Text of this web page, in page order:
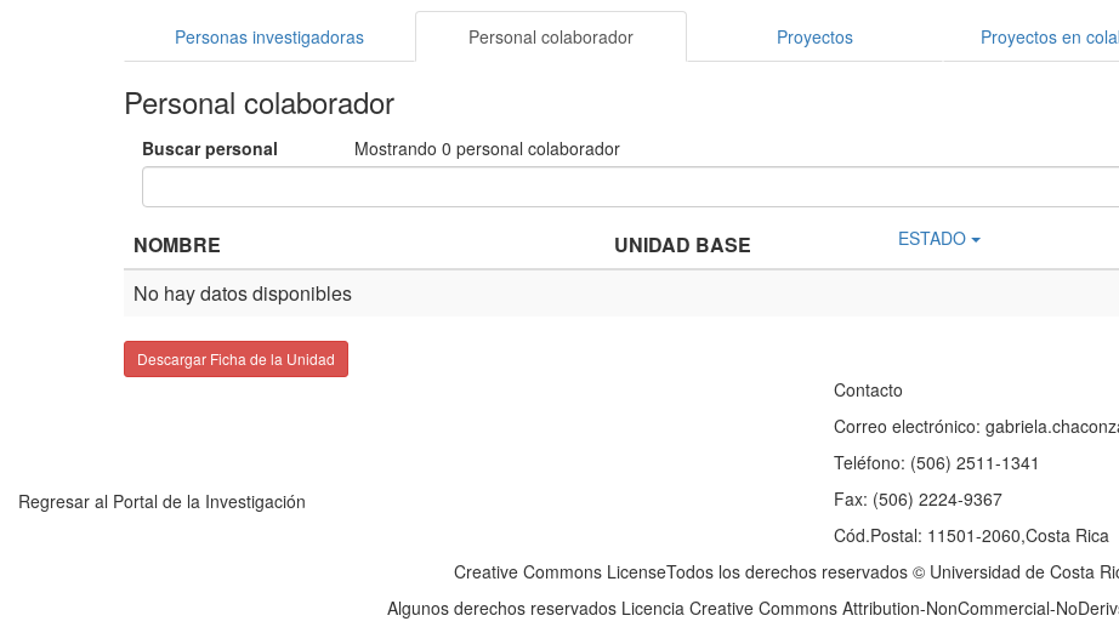
Personas investigadoras Personal colaborador Proyectos Proyectos en
Personal colaborador
Buscar personal Mostrando 0 personal colaborador
NOMBRE UNIDAD BASE ESTADO
No hay datos disponibles
Descargar Ficha de la Unidad
Regresar al Portal de la Investigación
Contacto
Correo electrónico:
Teléfono: (506) 2511-1341
Fax: (506) 2224-9367
Cód.Postal: 11501-2060,Costa Rica
Creative Commons LicenseTodos los derechos reservados © Universidad de Costa
Algunos derechos reservados Licencia Creative Commons Attribution-NonCommercial-